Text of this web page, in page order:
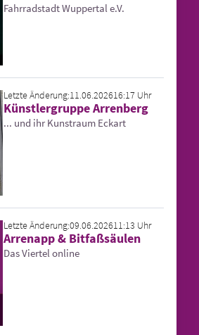
Fahrradstadt Wuppertal e.V.
Letzte Änderung:11.06.202616:17 Uhr
Künstlergruppe Arrenberg
... und ihr Kunstraum Eckart
Letzte Änderung:09.06.202611:13 Uhr
Arrenapp & Bitfaß­säulen
Das Viertel online